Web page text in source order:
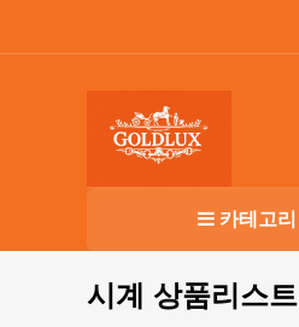
카테고리
시계 상품리스트